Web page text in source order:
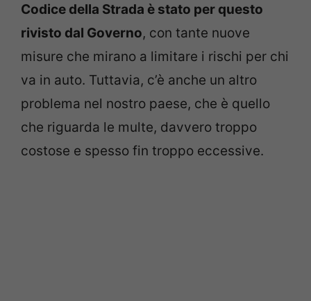
Codice della Strada è stato per questo
rivisto dal Governo, con tante nuove
misure che mirano a limitare i rischi per chi
va in auto. Tuttavia, c’è anche un altro
problema nel nostro paese, che è quello
che riguarda le multe, davvero troppo
costose e spesso fin troppo eccessive.